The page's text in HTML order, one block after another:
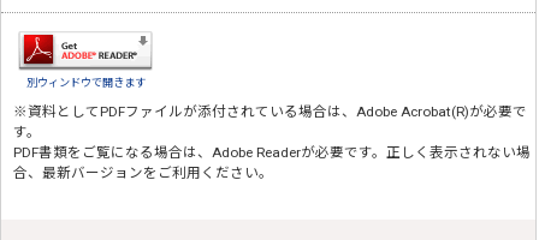
別ウィンドウで開きます
※資料としてPDFファイルが添付されている場合は、 Adobe Acrobat(R)が必要で
す。
PDF書類をご覧になる場合は、 Adobe Readerが必要です。正しく表示されない場
合、最新バージョンをご利用ください。